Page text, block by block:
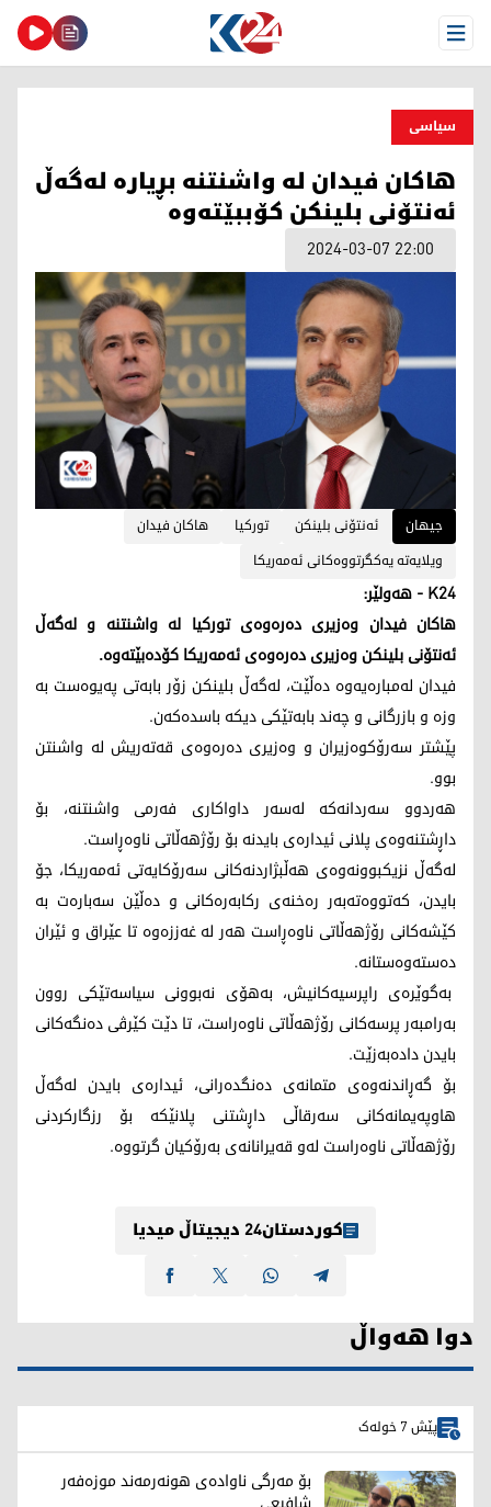
Open Menu
سیاسی
هاكان فیدان له‌ واشنتنه‌ بڕیاره‌ له‌گه‌ڵ
ئه‌نتۆنی بلینكن كۆببێته‌وه‌
2024-03-07 22:00
جیهان ئه‌نتۆنی بلینكن توركیا
هاكان فیدان
ویلایه‌ته‌ یه‌كگرتووه‌كانی ئه‌مه‌ریكا
K24 - هەولێر:
هاكان فیدان وەزیری دەرەوەی توركیا لە واشنتنە و لەگەڵ
ئەنتۆنی بلینكن وەزیری دەرەوەی ئەمه‌ریكا كۆدەبێتەوە.
فیدان له‌مباره‌یه‌وه‌ دەڵێت، لەگەڵ بلینكن زۆر بابەتی پەیوەست بە
وزە و بازرگانی و چەند بابەتێكی دیكە باسدەكەن.
پێشتر سەرۆكوەزیران و وەزیری دەرەوەی قەتەریش لە واشنتن
بوو.
هەردوو سەردانەكە لەسەر داواكاری فەرمی واشنتنە، بۆ
داڕشتنەوەی پلانی ئیدارەی بایدنە بۆ رۆژهەڵاتی ناوەڕاست.
لەگەڵ نزیكبوونەوەی هەڵبژاردنەكانی سەرۆكایەتی ئەمه‌ریكا، جۆ
بایدن، كەتووەتەبەر رەخنەی ركابەرەكانی و دەڵێن سەبارەت بە
كێشەكانی رۆژهەڵاتی ناوەڕاست هەر لە غەززەوە تا عێراق و ئێران
دەستەوەستانە.
بەگوێرەی راپرسیەكانیش، بەهۆی نەبوونی سیاسەتێكی روون
بەرامبەر پرسەكانی رۆژهەڵاتی ناوەراست، تا دێت كێرڤی دەنگەكانی
بایدن دادەبەزێت.
بۆ گەڕاندنەوەی متمانەی دەنگدەرانی، ئیدارەی بایدن لەگەڵ
هاوپەیمانەكانی سەرقاڵی داڕشتنی پلانێكە بۆ رزگاركردنی
رۆژهەڵاتی ناوەراست لەو قەیرانانەی بەرۆكیان گرتووە.
کوردستان24 دیجیتاڵ میدیا
دوا هەواڵ
پێش 7 خولەک
بۆ مەرگی ناوادەی هونەرمەند موزەفەر